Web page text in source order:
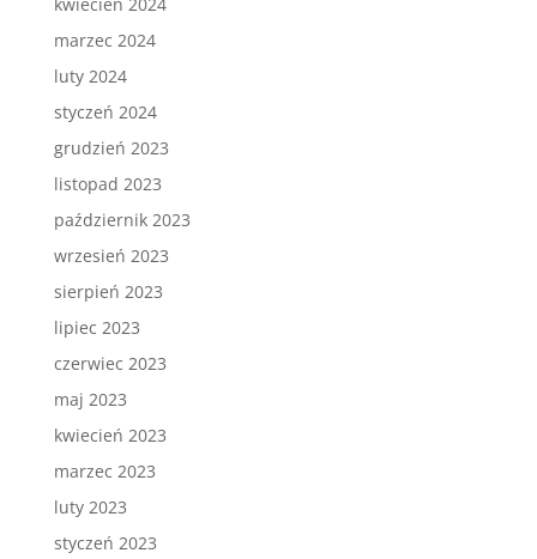
marzec 2024
luty 2024
styczeń 2024
grudzień 2023
listopad 2023
październik 2023
wrzesień 2023
sierpień 2023
lipiec 2023
czerwiec 2023
maj 2023
kwiecień 2023
marzec 2023
luty 2023
styczeń 2023